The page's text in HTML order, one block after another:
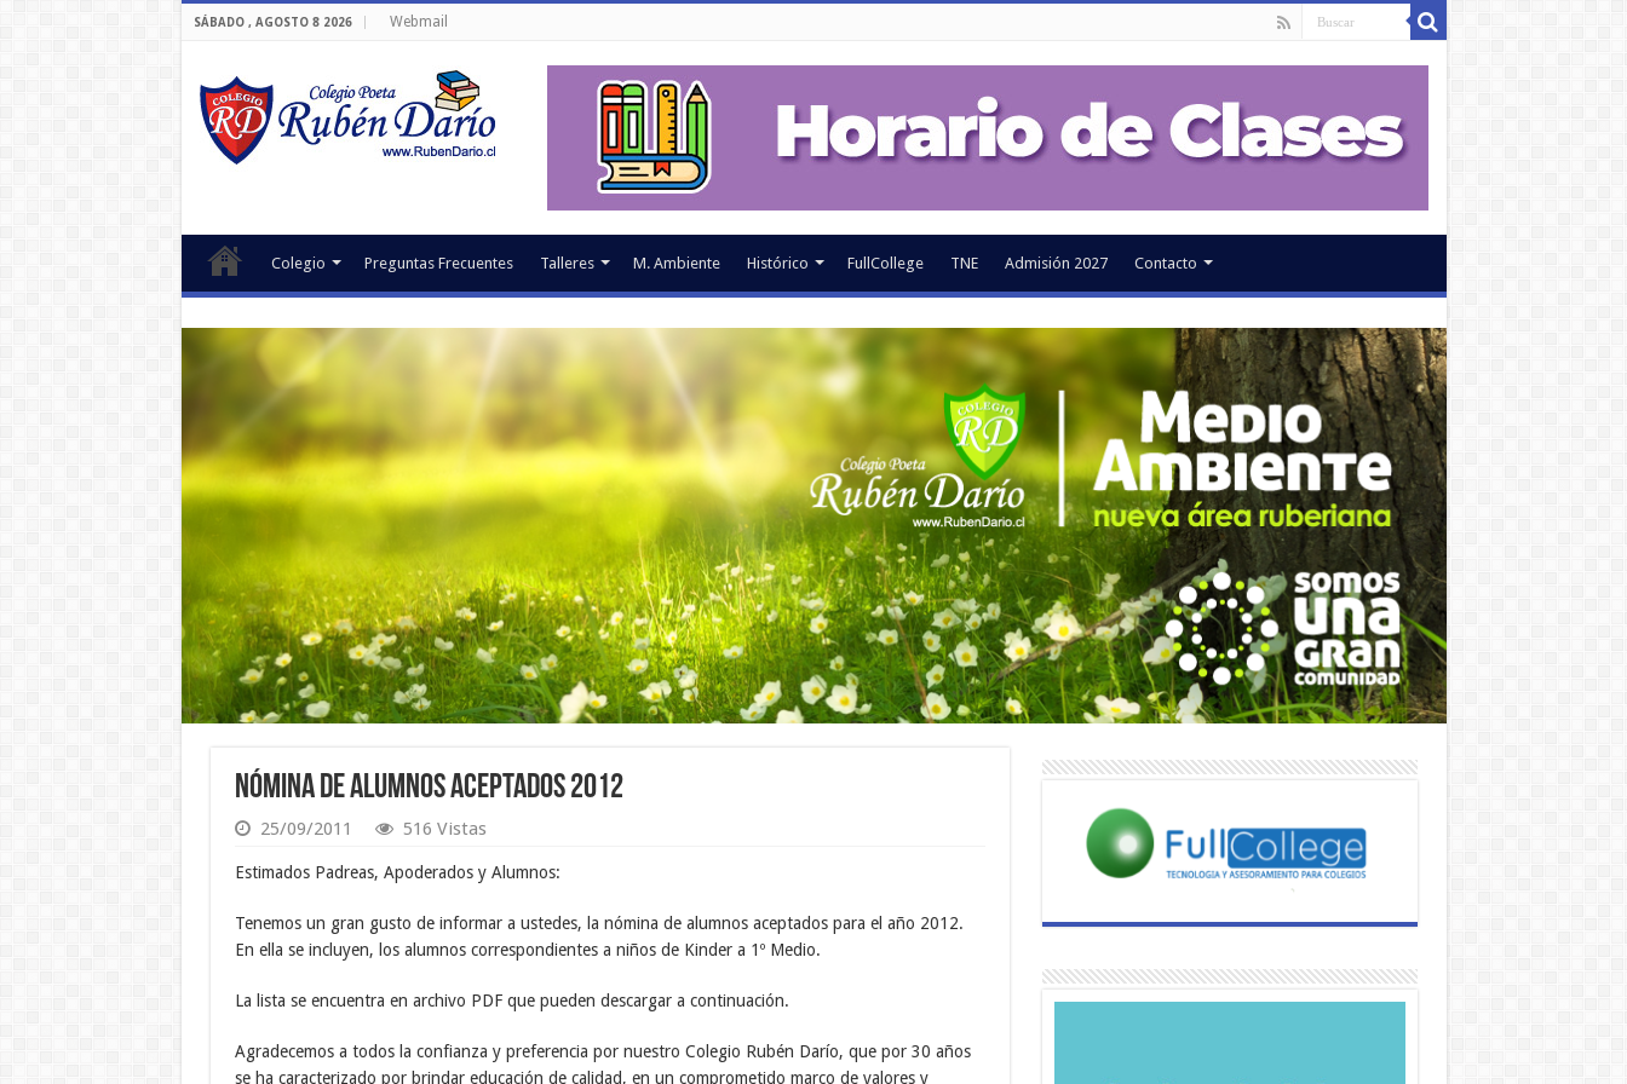
SÁBADO , AGOSTO 8 2026 Webmail
Colegio Preguntas Frecuentes Talleres M. Ambiente Histórico FullCollege TNE Admisión 2027 Contacto
Nómina de alumnos aceptados 2012
25/09/2011 516 Vistas
Estimados Padreas, Apoderados y Alumnos:
Tenemos un gran gusto de informar a ustedes, la nómina de alumnos aceptados para el año 2012.
En ella se incluyen, los alumnos correspondientes a niños de Kinder a 1º Medio.
La lista se encuentra en archivo PDF que pueden descargar a continuación.
Agradecemos a todos la confianza y preferencia por nuestro Colegio Rubén Darío, que por 30 años
se ha caracterizado por brindar educación de calidad, en un comprometido marco de valores y